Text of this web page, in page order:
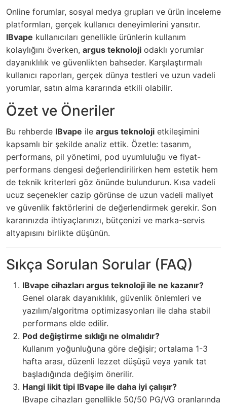
Online forumlar, sosyal medya grupları ve ürün inceleme
platformları, gerçek kullanıcı deneyimlerini yansıtır.
IBvape kullanıcıları genellikle ürünlerin kullanım
kolaylığını överken, argus teknoloji odaklı yorumlar
dayanıklılık ve güvenlikten bahseder. Karşılaştırmalı
kullanıcı raporları, gerçek dünya testleri ve uzun vadeli
yorumlar, satın alma kararında etkili olabilir.
Özet ve Öneriler
Bu rehberde IBvape ile argus teknoloji etkileşimini
kapsamlı bir şekilde analiz ettik. Özetle: tasarım,
performans, pil yönetimi, pod uyumluluğu ve fiyat-
performans dengesi değerlendirilirken hem estetik hem
de teknik kriterleri göz önünde bulundurun. Kısa vadeli
ucuz seçenekler cazip görünse de uzun vadeli maliyet
ve güvenlik faktörlerini de değerlendirmek gerekir. Son
kararınızda ihtiyaçlarınızı, bütçenizi ve marka-servis
altyapısını birlikte düşünün.
Sıkça Sorulan Sorular (FAQ)
IBvape cihazları argus teknoloji ile ne kazanır?
Genel olarak dayanıklılık, güvenlik önlemleri ve
yazılım/algoritma optimizasyonları ile daha stabil
performans elde edilir.
Pod değiştirme sıklığı ne olmalıdır?
Kullanım yoğunluğuna göre değişir; ortalama 1-3
hafta arası, düzenli lezzet düşüşü veya yanık tat
başladığında değişim önerilir.
Hangi likit tipi IBvape ile daha iyi çalışır?
IBvape cihazları genellikle 50/50 PG/VG oranlarında